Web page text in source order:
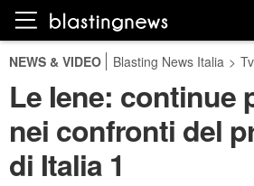
NEWS & VIDEO Blasting News Italia >
Le Iene: continue
nei confronti del
di Italia 1